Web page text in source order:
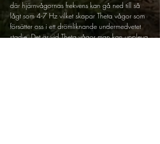
där hjärnvågornas frekvens kan gå ned till så
lågt som 4-7 Hz vilket skapar Theta vågor som
försätter oss i ett drömliknande undermedvetet
stadie. Det är vid Theta vågor man kan uppleva